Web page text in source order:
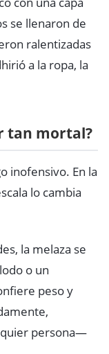
se llenaron de
ralentizadas
a la ropa, la
tan mortal?
inofensivo. En la
lo cambia
la melaza se
o un
peso y
persona—